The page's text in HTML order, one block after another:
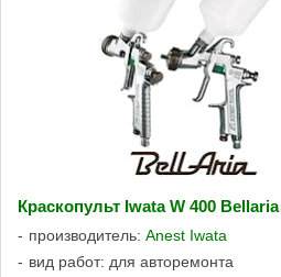
Краскопульт Iwata W 400 Bellaria
производитель: Anest Iwata
вид работ: для авторемонта